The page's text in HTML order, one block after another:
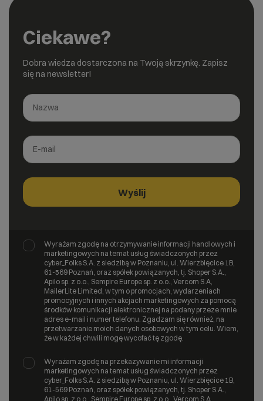
Ciekawe?
Dobra wiedza dostarczona na Twoją skrzynkę. Zapisz
się na newsletter!
Wyrażam zgodę na otrzymywanie informacji handlowych i
marketingowych na temat usług świadczonych przez
cyber_Folks S.A. z siedzibą w Poznaniu, ul. Wierzbięcice 1B,
61-569 Poznań, oraz spółek powiązanych, tj. Shoper S.A.,
Apilo sp. z o.o., Sempire Europe sp. z o.o., Vercom S.A,
MailerLite Limited, w tym o promocjach, wydarzeniach
promocyjnych i innych akcjach marketingowych za pomocą
środków komunikacji elektronicznej na podany przeze mnie
adres e-mail i numer telefonu. Zgadzam się również, na
przetwarzanie moich danych osobowych w tym celu. Wiem,
że w każdej chwili mogę wycofać tę zgodę.
Wyrażam zgodę na przekazywanie mi informacji
marketingowych na temat usług świadczonych przez
cyber_Folks S.A. z siedzibą w Poznaniu, ul. Wierzbięcice 1B,
61-569 Poznań, oraz spółek powiązanych, tj. Shoper S.A.,
Apilo sp. z o.o., Sempire Europe sp. z o.o., Vercom S.A,